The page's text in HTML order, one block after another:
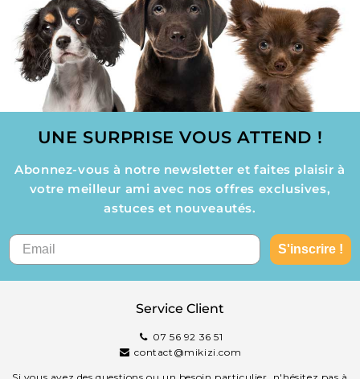
UNE SURPRISE VOUS ATTEND !
Abonnez-vous à notre newsletter et faites plaisir à
votre meilleur ami avec nos offres exclusives,
astuces et nouveautés.
S'inscrire !
Service Client
07 56 92 36 51
contact@mikizi.com